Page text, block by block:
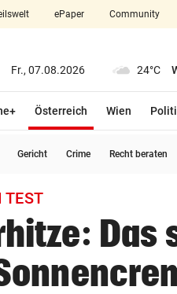
closeSchließen
arrow_right
ePaper Community
Menü aufklappen
Fr., 07.08.2026 24°C
Österreich
Wien
Gericht Crime Recht beraten
TEST
Das